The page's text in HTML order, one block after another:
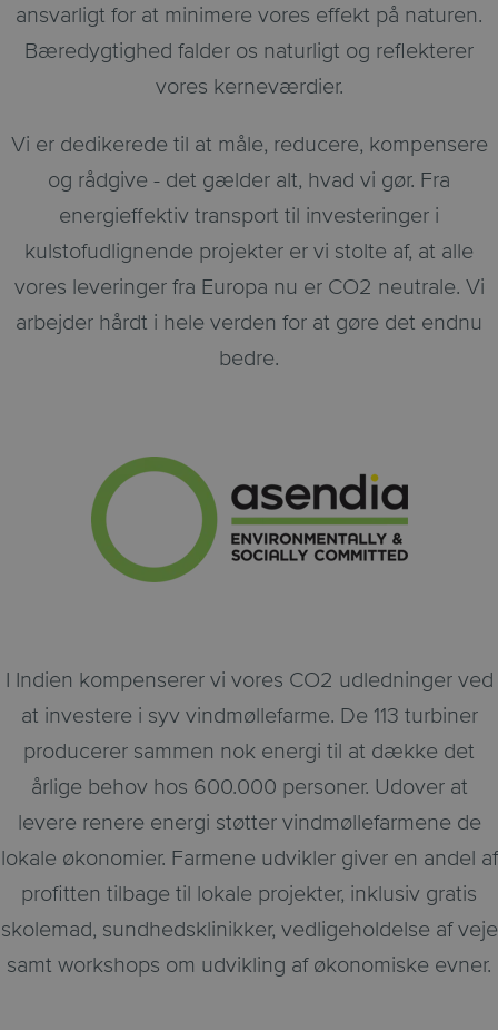
ansvarligt for at minimere vores effekt på naturen.
Bæredygtighed falder os naturligt og reflekterer
vores kerneværdier.
Vi er dedikerede til at måle, reducere, kompensere
og rådgive - det gælder alt, hvad vi gør. Fra
energieffektiv transport til investeringer i
kulstofudlignende projekter er vi stolte af, at alle
vores leveringer fra Europa nu er CO2 neutrale. Vi
arbejder hårdt i hele verden for at gøre det endnu
bedre.
I Indien kompenserer vi vores CO2 udledninger ved
at investere i syv vindmøllefarme. De 113 turbiner
producerer sammen nok energi til at dække det
årlige behov hos 600.000 personer. Udover at
levere renere energi støtter vindmøllefarmene de
lokale økonomier. Farmene udvikler giver en andel af
profitten tilbage til lokale projekter, inklusiv gratis
skolemad, sundhedsklinikker, vedligeholdelse af veje
samt workshops om udvikling af økonomiske evner.